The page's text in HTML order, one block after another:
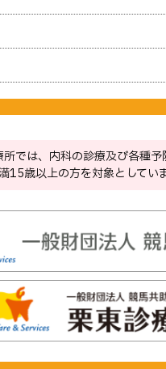
では、内科の診療及び各種予
満15歳以上の方を対象としていま